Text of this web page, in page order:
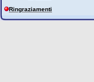
Ringraziamenti